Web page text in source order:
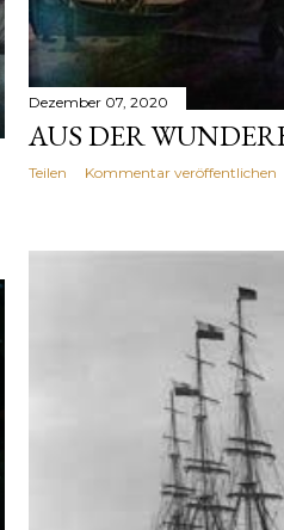
Dezember 07, 2020
AUS DER
Teilen Kommentar veröffentlichen